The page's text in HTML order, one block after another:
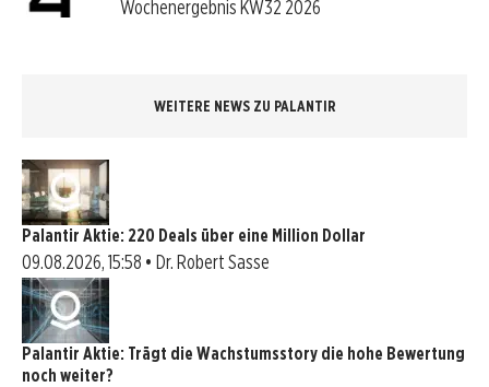
Wochenergebnis KW32 2026
WEITERE NEWS ZU PALANTIR
Palantir Aktie: 220 Deals über eine Million Dollar
09.08.2026, 15:58 • Dr. Robert Sasse
Palantir Aktie: Trägt die Wachstumsstory die hohe Bewertung
noch weiter?